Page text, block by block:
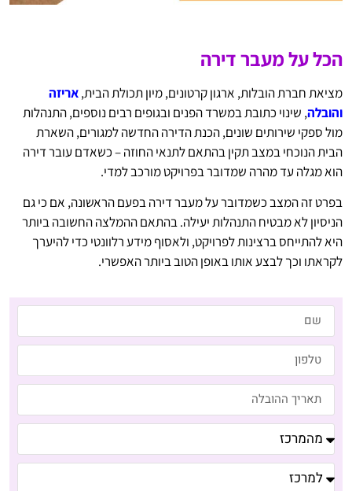
הכל על מעבר דירה
מציאת חברת הובלות, ארגון קרטונים, מיון תכולת הבית,אריזה
והובלה, שינוי כתובת במשרד הפנים ובגופים רבים נוספים, התנהלות
מול ספקי שירותים שונים, הכנת הדירה החדשה למגורים, השארת
הבית הנוכחי במצב תקין בהתאם לתנאי החוזה – כשאדם עובר דירה
הוא מגלה עד מהרה שמדובר בפרויקט מורכב למדי.
בפרט זה המצב כשמדובר על מעבר דירה בפעם הראשונה, אם כי גם
הניסיון לא מבטיח התנהלות יעילה. בהתאם ההמלצה החשובה ביותר
היא להתייחס ברצינות לפרויקט, ולאסוף מידע רלוונטי כדי להיערך
לקראתו וכך לבצע אותו באופן הטוב ביותר האפשרי.